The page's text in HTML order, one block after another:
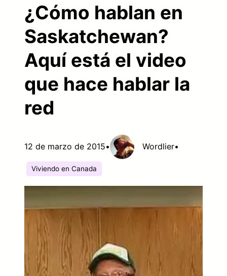
¿Cómo hablan en
Saskatchewan?
Aquí está el video
que hace hablar la
red
12 de marzo de 2015• Wordlier•
Viviendo en Canada